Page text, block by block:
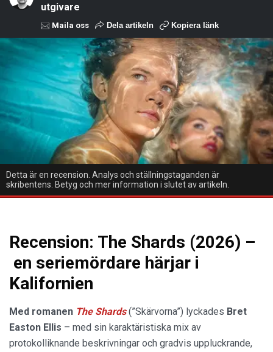
utgivare
Maila oss Dela artikeln Kopiera länk
Detta är en recension. Analys och ställningstaganden är
skribentens. Betyg och mer information i slutet av artikeln.
Recension: The Shards (2026) –
en seriemördare härjar i
Kalifornien
Med romanen The Shards(”Skärvorna”) lyckades Bret
Easton Ellis – med sin karaktäristiska mix av
protokolliknande beskrivningar och gradvis uppluckrande,